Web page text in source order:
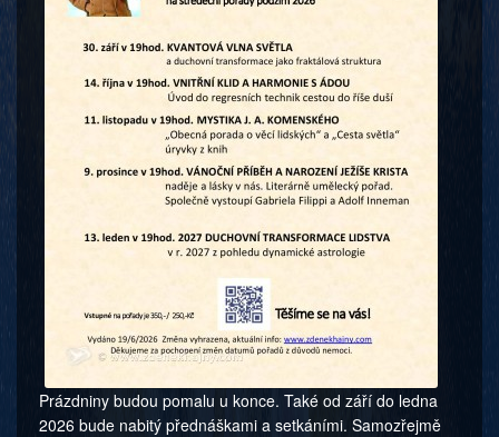
Prázdniny budou pomalu u konce. Také od září do ledna
2026 bude nabitý přednáškami a setkáními. Samozřejmě